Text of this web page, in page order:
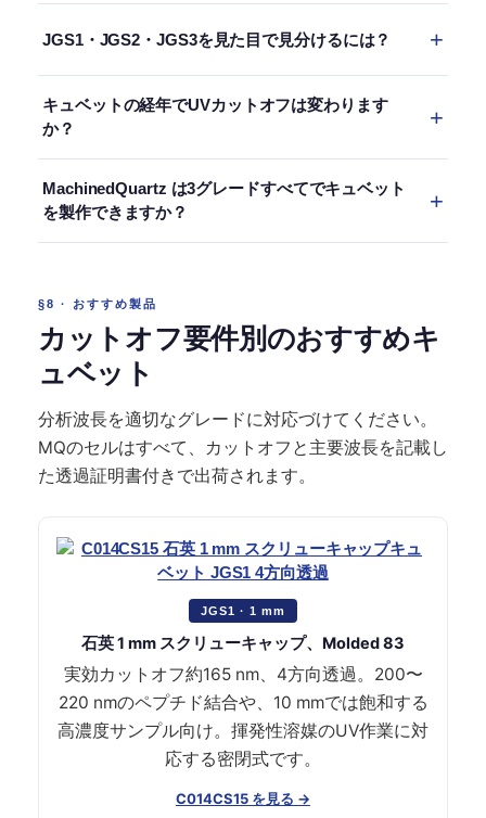
ットオフは約195 nmです。光路が10倍になると、
カットオフ遷移域での吸光度も10倍になるためで
10 mmのセルを使ってください。詳しい計算は上記
§4と、当社の光路長ガイド
過は340〜320 nmで急速に落ち、320 nm未満では
10 mmセルで吸光度が1 AUを超えます。UVの作業
にはJGS2（220 nm未満ならJGS1）に切り替えてく
ださい。当社の
オフ全体を解説しています。
JGS1・JGS2・JGS3を見た目で見分けるには？
見分けられません。3つとも目では同じに見えま
す。識別には、透過スキャン（JGS3は260 nm、
えて透過）か、メーカーの証明書が必要です。当社
は推測せずに済むよう、MQの各セルにグレードを
キュベットの経年でUVカットオフは変わります
か？
はい。深紫外への強い曝露（殺菌用254 nmをラン
プ全強度で1日数時間）は、215 nm域を吸収するカ
のアニールで損傷は元に戻りますが、たいていは交
換の方が安上がりです。
MachinedQuartz は3グレードすべてでキュベット
を製作できますか？
マイクロ、サブマイクロ、フローセル、分解式、円
筒型）を3グレードのいずれでも加工します。各セ
ルには、185・220・260・540・2200 nmでの実測
ド/形状の組み合わせはリードタイム8〜14日です。
§8 · おすすめ製品
カットオフ要件別のおすすめキ
ュベット
分析波長を適切なグレードに対応づけてください。
MQのセルはすべて、カットオフと主要波長を記載し
た透過証明書付きで出荷されます。
JGS1 · 1 mm
石英 1 mm スクリューキャップ、Molded 83
実効カットオフ約165 nm、4方向透過。200〜
220 nmのペプチド結合や、10 mmでは飽和する
高濃度サンプル向け。揮発性溶媒のUV作業に対
応する密閉式です。
C014CS15 を見る →